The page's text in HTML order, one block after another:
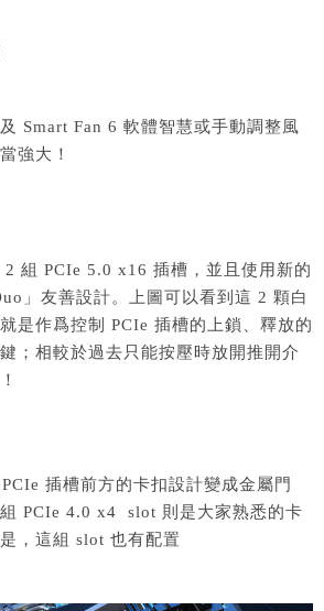
Smart Fan 6 軟體智慧或手動調整風
強大！
2 組 PCIe 5.0 x16 插槽，並且使用新的
」友善設計。上圖可以看到這 2 顆白
是作爲控制 PCIe 插槽的上鎖、釋放的
；相較於過去只能按壓時放開推開介
插槽前方的卡扣設計變成金屬門
PCIe 4.0 x4 slot 則是大家熟悉的卡
，這組 slot 也有配置